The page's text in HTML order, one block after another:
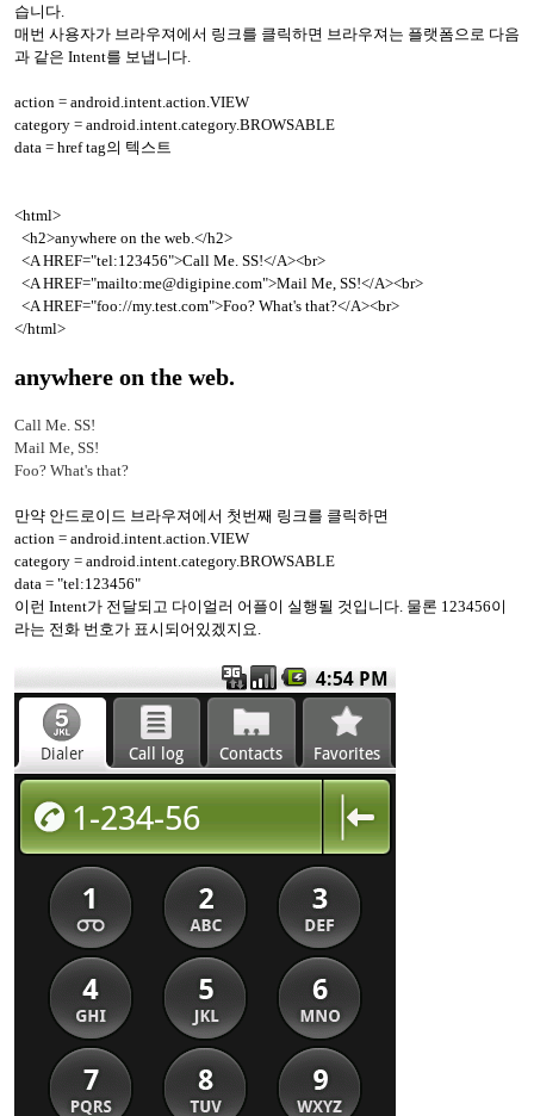
습니다.
매번 사용자가 브라우져에서 링크를 클릭하면 브라우져는 플랫폼으로 다음
과 같은 Intent를 보냅니다.
action = android.intent.action.VIEW
category = android.intent.category.BROWSABLE
data = href tag의 텍스트
<html>
<h2>anywhere on the web.</h2>
<A HREF="tel:123456">Call Me. SS!</A><br>
<A HREF="mailto:me@digipine.com">Mail Me, SS!</A><br>
<A HREF="foo://my.test.com">Foo? What's that?</A><br>
</html>
anywhere on the web.
Call Me. SS!
Mail Me, SS!
Foo? What's that?
만약 안드로이드 브라우져에서 첫번째 링크를 클릭하면
action = android.intent.action.VIEW
category = android.intent.category.BROWSABLE
data = "tel:123456"
이런 Intent가 전달되고 다이얼러 어플이 실행될 것입니다. 물론 123456이
라는 전화 번호가 표시되어있겠지요.